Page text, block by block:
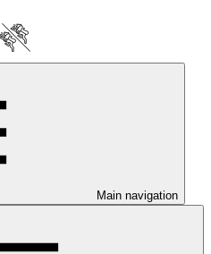
Main navigation